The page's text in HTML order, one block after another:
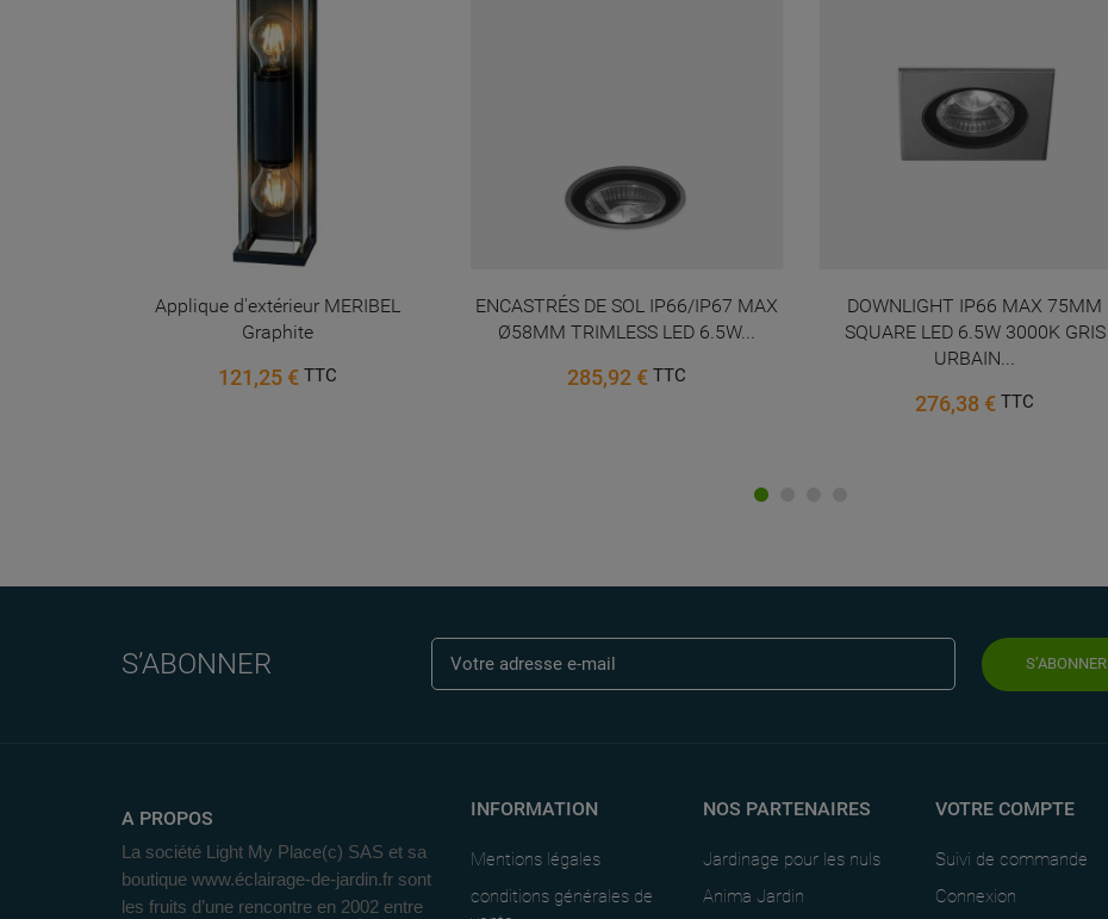
Applique d'extérieur MERIBEL
Graphite
121,25 €TTC
ENCASTRÉS DE SOL IP66/IP67 MAX
Ø58MM TRIMLESS LED 6.5W...
285,92 € TTC
DOWNLIGHT IP66 MAX 75MM
SQUARE LED 6.5W 3000K GRIS
URBAIN...
276,38 €TTC
S’ABONNER S’ABONNER
A PROPOS
La société Light My Place(c) SAS et sa
boutique www.éclairage-de-jardin.fr sont
les fruits d’une rencontre en 2002 entre
INFORMATION
Mentions légales
conditions générales de
NOS PARTENAIRES
Jardinage pour les nuls
Anima Jardin
VOTRE COMPTE
Suivi de commande
Connexion